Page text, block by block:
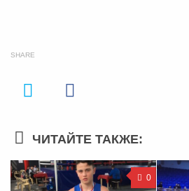
SHARE
ЧИТАЙТЕ ТАКЖЕ:
0